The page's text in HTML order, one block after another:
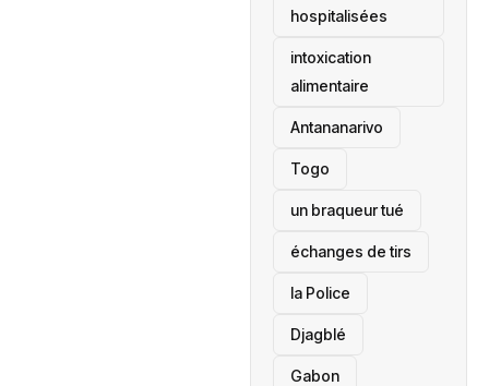
hospitalisées
intoxication
alimentaire
Antananarivo
‎Togo
un braqueur tué
échanges de tirs
la Police
Djagblé
Gabon